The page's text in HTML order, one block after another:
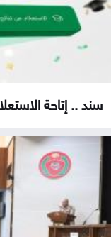
سند .. إتاحة